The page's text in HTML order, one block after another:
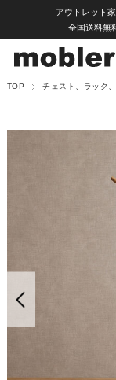
アウトレット
全国送料無
TOP チェスト、ラック